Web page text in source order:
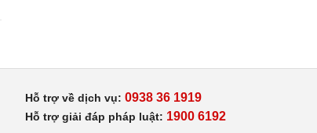
Hỗ trợ về dịch vụ: 0938 36 1919
Hỗ trợ giải đáp pháp luật: 1900 6192